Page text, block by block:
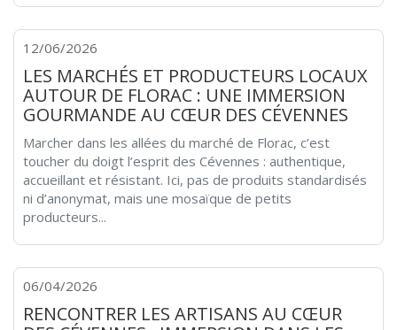
12/06/2026
LES MARCHÉS ET PRODUCTEURS LOCAUX
AUTOUR DE FLORAC : UNE IMMERSION
GOURMANDE AU CŒUR DES CÉVENNES
Marcher dans les allées du marché de Florac, c’est
toucher du doigt l’esprit des Cévennes : authentique,
accueillant et résistant. Ici, pas de produits standardisés
ni d’anonymat, mais une mosaïque de petits
producteurs...
06/04/2026
RENCONTRER LES ARTISANS AU CŒUR